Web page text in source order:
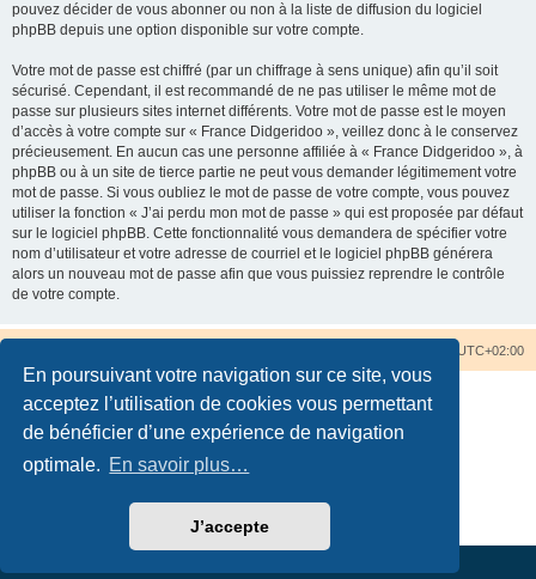
En poursuivant votre navigation sur ce site, vous
acceptez l’utilisation de cookies vous permettant
de bénéficier d’une expérience de navigation
optimale. En savoir plus…
J’accepte
pouvez décider de vous abonner ou non à la liste de diffusion du logiciel
phpBB depuis une option disponible sur votre compte.
Votre mot de passe est chiffré (par un chiffrage à sens unique) afin qu’il soit
sécurisé. Cependant, il est recommandé de ne pas utiliser le même mot de
passe sur plusieurs sites internet différents. Votre mot de passe est le moyen
d’accès à votre compte sur « France Didgeridoo », veillez donc à le conservez
précieusement. En aucun cas une personne affiliée à « France Didgeridoo », à
phpBB ou à un site de tierce partie ne peut vous demander légitimement votre
mot de passe. Si vous oubliez le mot de passe de votre compte, vous pouvez
utiliser la fonction « J’ai perdu mon mot de passe » qui est proposée par défaut
sur le logiciel phpBB. Cette fonctionnalité vous demandera de spécifier votre
nom d’utilisateur et votre adresse de courriel et le logiciel phpBB générera
alors un nouveau mot de passe afin que vous puissiez reprendre le contrôle
de votre compte.
UTC+02:00
Traduction française officielle©
Confidentialité